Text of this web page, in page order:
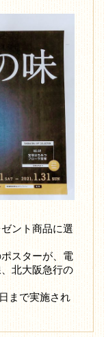
ント商品に選
スターが、電
北大阪急行の
まで実施され